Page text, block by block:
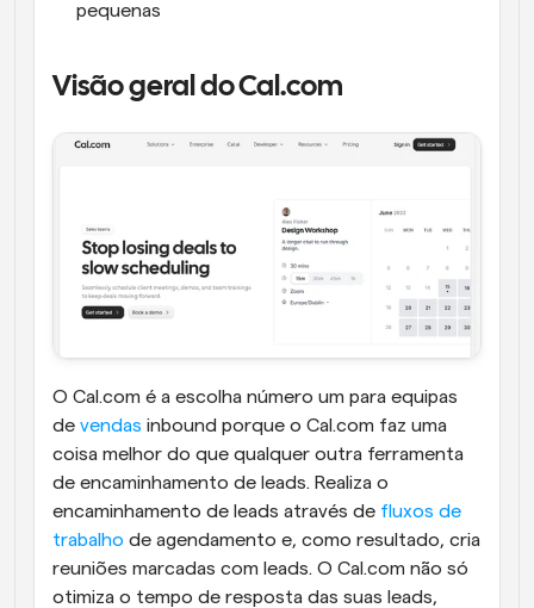
pequenas
Visão geral do Cal.com
O Cal.com é a escolha número um para equipas
de vendas inbound porque o Cal.com faz uma
coisa melhor do que qualquer outra ferramenta
de encaminhamento de leads. Realiza o
encaminhamento de leads através de fluxos de
trabalho de agendamento e, como resultado, cria
reuniões marcadas com leads. O Cal.com não só
otimiza o tempo de resposta das suas leads,